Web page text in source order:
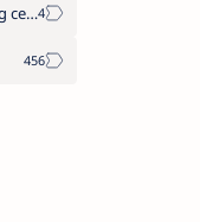
dongeng cerita legenda